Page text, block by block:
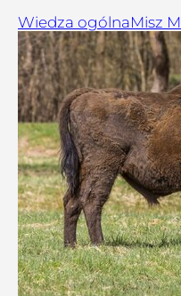
Wiedza ogólnaMisz